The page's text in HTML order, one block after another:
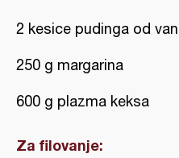
2 kesice pudinga od
250 g margarina
600 g plazma keksa
Za filovanje: